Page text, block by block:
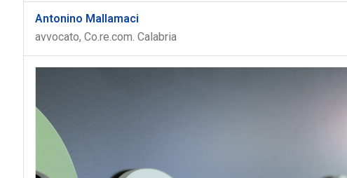
Antonino Mallamaci
avvocato, Co.re.com. Calabria